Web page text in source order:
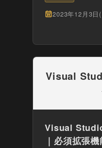
2023年12月3日
Visual
Visual
｜必須拡張